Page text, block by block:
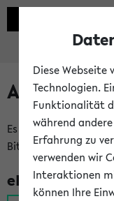
Es gibt mehrere
Bitte wählen Sie die
eKVV für
Diese Webseite
Technologien.
Funktionalität
während
Erfahrung zu
verwenden wir
Interaktionen
können Ihre